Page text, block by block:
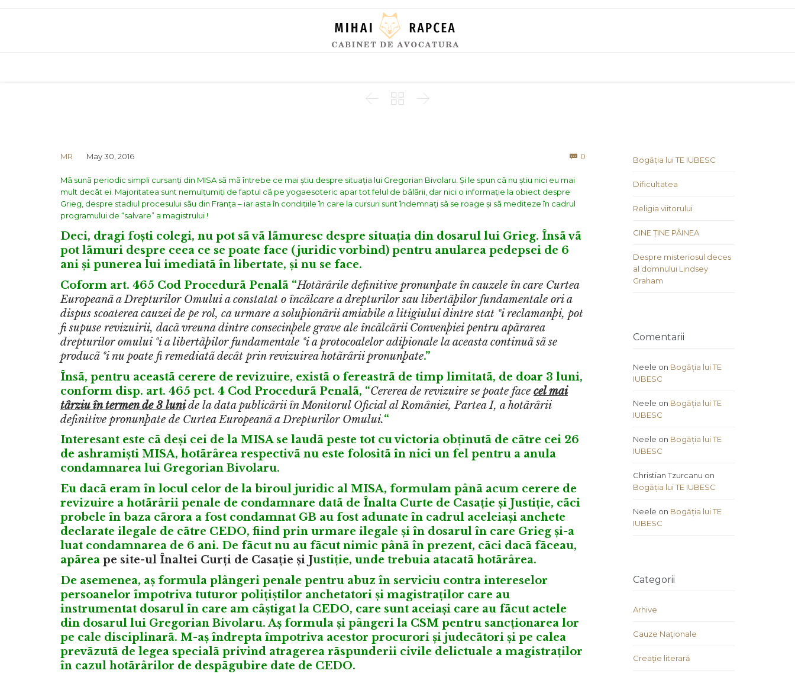
  
MR May 30, 2016  0
Mã sunã periodic simpli cursanți din MISA sã mã întrebe ce mai știu despre situația lui Gregorian Bivolaru. Și le spun cã nu știu nici eu mai
mult decât ei. Majoritatea sunt nemulțumiți de faptul cã pe yogaesoteric apar tot felul de bãlãrii, dar nici o informație la obiect despre
Grieg, despre stadiul procesului sãu din Franța – iar asta în condițiile în care la cursuri sunt îndemnați sã se roage și sã mediteze în cadrul
programului de “salvare” a magistrului !
Deci, dragi foști colegi, nu pot sã vã lãmuresc despre situația din dosarul lui Grieg. Însã vã
pot lãmuri despre ceea ce se poate face (juridic vorbind) pentru anularea pedepsei de 6
ani și punerea lui imediatã în libertate, și nu se face.
Coform art. 465 Cod Procedurã Penalã “Hotãrârile definitive pronunþate în cauzele în care Curtea
Europeanã a Drepturilor Omului a constatat o încãlcare a drepturilor sau libertãþilor fundamentale ori a
dispus scoaterea cauzei de pe rol, ca urmare a soluþionãrii amiabile a litigiului dintre stat ºi reclamanþi, pot
fi supuse revizuirii, dacã vreuna dintre consecinþele grave ale încãlcãrii Convenþiei pentru apãrarea
drepturilor omului ºi a libertãþilor fundamentale ºi a protocoalelor adiþionale la aceasta continuã sã se
producã ºi nu poate fi remediatã decât prin revizuirea hotãrârii pronunþate.”
Însã, pentru aceastã cerere de revizuire, existã o fereastrã de timp limitatã, de doar 3 luni,
conform disp. art. 465 pct. 4 Cod Procedurã Penalã, “Cererea de revizuire se poate face cel mai
târziu în termen de 3 luni de la data publicãrii în Monitorul Oficial al României, Partea I, a hotãrârii
definitive pronunþate de Curtea Europeanã a Drepturilor Omului.“
Interesant este cã deși cei de la MISA se laudã peste tot cu victoria obținutã de cãtre cei 26
de ashramiști MISA, hotãrârea respectivã nu este folositã în nici un fel pentru a anula
condamnarea lui Gregorian Bivolaru.
Eu dacã eram în locul celor de la biroul juridic al MISA, formulam pânã acum cerere de
revizuire a hotãrârii penale de condamnare datã de Înalta Curte de Casație și Justiție, cãci
probele în baza cãrora a fost condamnat GB au fost adunate în cadrul aceleiași anchete
declarate ilegale de cãtre CEDO, fiind prin urmare ilegale și în dosarul în care Grieg și-a
luat condamnarea de 6 ani. De fãcut nu au fãcut nimic pânã în prezent, cãci dacã fãceau,
apãrea pe site-ul Înaltei Curți de Casație și Justiție, unde trebuia atacatã hotãrârea.
De asemenea, aș formula plângeri penale pentru abuz în serviciu contra intereselor
persoanelor împotriva tuturor polițiștilor anchetatori și magistraților care au
instrumentat dosarul în care am câștigat la CEDO, care sunt aceiași care au fãcut actele
din dosarul lui Gregorian Bivolaru. Aș formula și pângeri la CSM pentru sancționarea lor
pe cale disciplinarã. M-aș îndrepta împotriva acestor procurori și judecãtori și pe calea
prevãzutã de legea specialã privind atragerea rãspunderii civile delictuale a magistraților
în cazul hotãrârilor de despãgubire date de CEDO.
Bogăția lui TE IUBESC
Dificultatea
Religia viitorului
CINE ȚINE PÂINEA
Despre misteriosul deces
al domnului Lindsey
Graham
Comentarii
Neele on Bogăția lui TE
IUBESC
Neele on Bogăția lui TE
IUBESC
Neele on Bogăția lui TE
IUBESC
Christian Tzurcanu on
Bogăția lui TE IUBESC
Neele on Bogăția lui TE
IUBESC
Categorii
Arhive
Cauze Naţionale
Creaţie literară